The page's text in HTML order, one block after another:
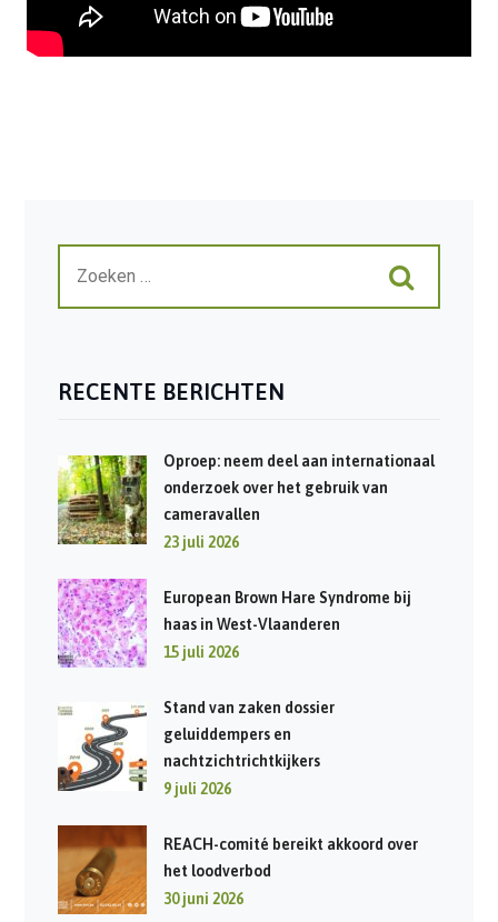
RECENTE BERICHTEN
Oproep: neem deel aan internationaal
onderzoek over het gebruik van
cameravallen
23 juli 2026
European Brown Hare Syndrome bij
haas in West-Vlaanderen
15 juli 2026
Stand van zaken dossier
geluiddempers en
nachtzichtrichtkijkers
9 juli 2026
REACH-comité bereikt akkoord over
het loodverbod
30 juni 2026